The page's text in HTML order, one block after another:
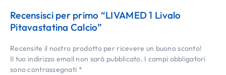
Recensisci per primo “LIVAMED 1 Livalo
Pitavastatina Calcio”
Recensite il nostro prodotto per ricevere un buono sconto!
Il tuo indirizzo email non sarà pubblicato. I campi obbligatori
sono contrassegnati *